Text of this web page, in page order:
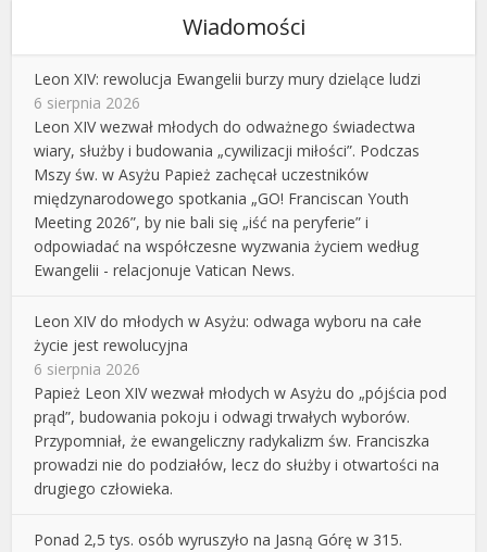
Wiadomości
Leon XIV: rewolucja Ewangelii burzy mury dzielące ludzi
6 sierpnia 2026
Leon XIV wezwał młodych do odważnego świadectwa
wiary, służby i budowania „cywilizacji miłości”. Podczas
Mszy św. w Asyżu Papież zachęcał uczestników
międzynarodowego spotkania „GO! Franciscan Youth
Meeting 2026”, by nie bali się „iść na peryferie” i
odpowiadać na współczesne wyzwania życiem według
Ewangelii - relacjonuje Vatican News.
Leon XIV do młodych w Asyżu: odwaga wyboru na całe
życie jest rewolucyjna
6 sierpnia 2026
Papież Leon XIV wezwał młodych w Asyżu do „pójścia pod
prąd”, budowania pokoju i odwagi trwałych wyborów.
Przypomniał, że ewangeliczny radykalizm św. Franciszka
prowadzi nie do podziałów, lecz do służby i otwartości na
drugiego człowieka.
Ponad 2,5 tys. osób wyruszyło na Jasną Górę w 315.